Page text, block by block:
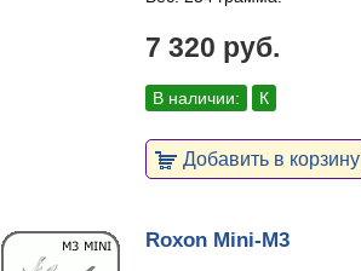
7 320 руб.
В наличии: К
Добавить в корзину
Roxon Mini-M3